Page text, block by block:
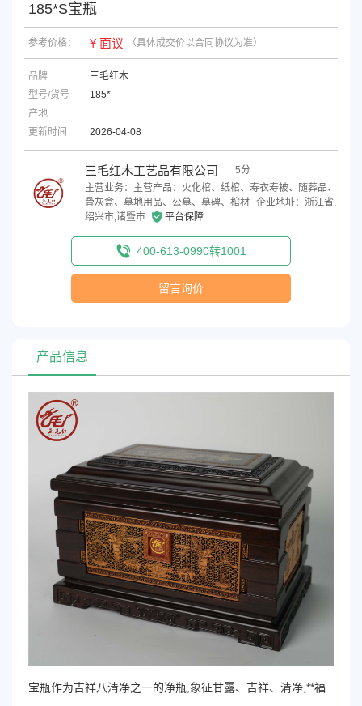
185*S宝瓶
参考价格： ¥ 面议 （具体成交价以合同协议为准）
品牌
三毛红木
型号/货号
185*
产地
更新时间
2026-04-08
三毛红木工艺品有限公司
5分
主营业务：主营产品：火化棺、纸棺、寿衣寿被、随葬品、
骨灰盒、墓地用品、公墓、墓碑、棺材 企业地址：浙江省,
绍兴市,诸暨市
平台保障
400-613-0990转1001
留言询价
产品信息
宝瓶作为吉祥八清净之一的净瓶,象征甘露、吉祥、清净,**福